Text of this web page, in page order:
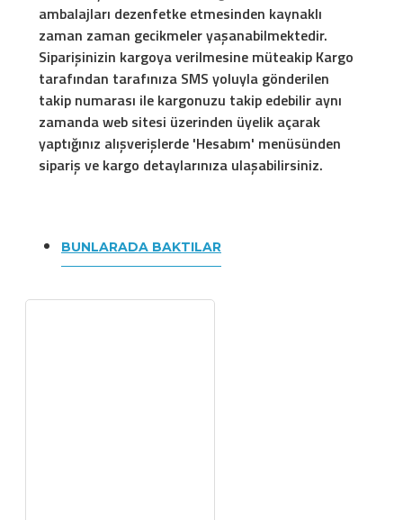
ambalajları dezenfetke etmesinden kaynaklı
zaman zaman gecikmeler yaşanabilmektedir.
Siparişinizin kargoya verilmesine müteakip Kargo
tarafından tarafınıza SMS yoluyla gönderilen
takip numarası ile kargonuzu takip edebilir aynı
zamanda web sitesi üzerinden üyelik açarak
yaptığınız alışverişlerde 'Hesabım' menüsünden
sipariş ve kargo detaylarınıza ulaşabilirsiniz.
BUNLARADA BAKTILAR